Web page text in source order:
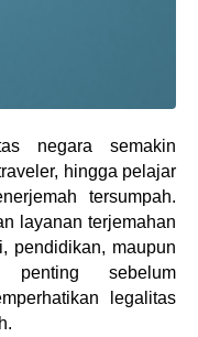
negara semakin
hingga pelajar
tersumpah.
layanan terjemahan
pendidikan, maupun
penting sebelum
legalitas